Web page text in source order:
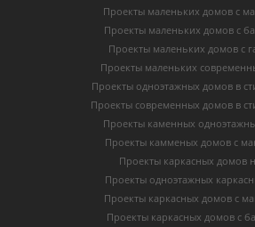
Проекты маленьких домов с
Проекты маленьких домов с
Проекты маленьких домов с
Проекты маленьких
Проекты одноэтажных домов в
Проекты современных домов в
Проекты каменных
Проекты камменых домов с
Проекты каркасных домов
Проекты одноэтажных
Проекты каркасных домов с
Проекты каркасных домов с